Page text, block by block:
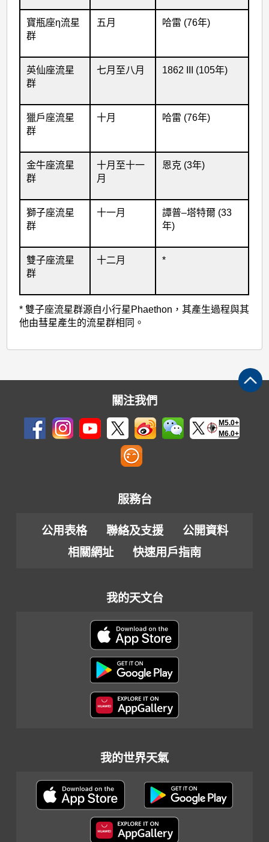
寶瓶座η流星
群
五月 哈雷 (76年)
英仙座流星
群
七月至八月 1862 III (105年)
獵戶座流星
群
十月 哈雷 (76年)
金牛座流星
群
十月至十一
月
恩克 (3年)
獅子座流星
群
十一月
譚普–塔特爾 (33
年)
雙子座流星
群
十二月 *
* 雙子座流星群源自小行星Phaethon，其產生過程與其
他由彗星產生的流星群相同。
關注我們
M5.0+
M6.0+
服務台
公用表格 聯絡及支援
公開資料
相關網址
快速用戶指南
我的天文台
我的世界天氣